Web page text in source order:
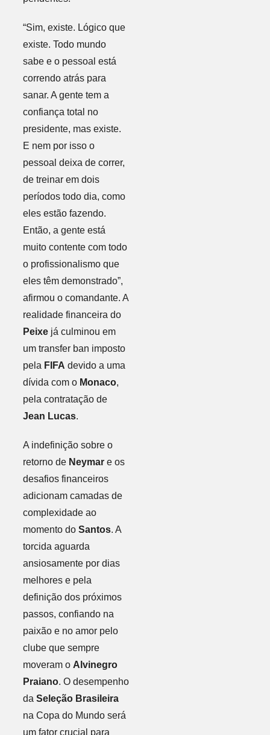
“Sim, existe. Lógico que
existe. Todo mundo
sabe e o pessoal está
correndo atrás para
sanar. A gente tem a
confiança total no
presidente, mas existe.
E nem por isso o
pessoal deixa de correr,
de treinar em dois
períodos todo dia, como
eles estão fazendo.
Então, a gente está
muito contente com todo
o profissionalismo que
eles têm demonstrado”,
afirmou o comandante. A
realidade financeira do
Peixejá culminou em
um transfer ban imposto
pela FIFA devido a uma
dívida com o Monaco,
pela contratação de
Jean Lucas.
A indefinição sobre o
retorno de Neymare os
desafios financeiros
adicionam camadas de
complexidade ao
momento do Santos. A
torcida aguarda
ansiosamente por dias
melhores e pela
definição dos próximos
passos, confiando na
paixão e no amor pelo
clube que sempre
moveram o Alvinegro
Praiano. O desempenho
da Seleção Brasileira
na Copa do Mundo será
um fator crucial para